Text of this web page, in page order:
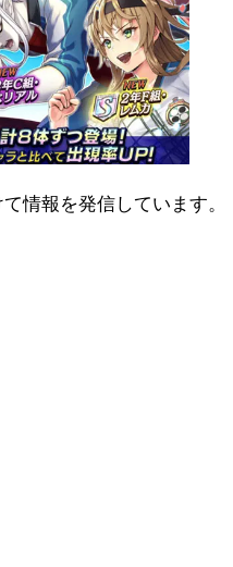
情報を発信しています。